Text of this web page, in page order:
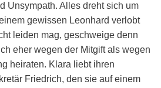
Unsympath. Alles dreht sich um
gewissen Leonhard verlobt
leiden mag, geschweige denn
eher wegen der Mitgift als wegen
heiraten. Klara liebt ihren
Friedrich, den sie auf einem